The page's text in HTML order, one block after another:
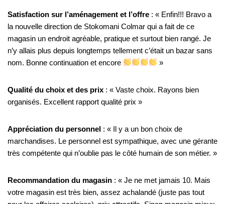
Satisfaction sur l’aménagement et l’offre : « Enfin!!! Bravo a
la nouvelle direction de Stokomani Colmar qui a fait de ce
magasin un endroit agréable, pratique et surtout bien rangé. Je
n’y allais plus depuis longtemps tellement c’était un bazar sans
nom. Bonne continuation et encore
»
Qualité du choix et des prix : « Vaste choix. Rayons bien
organisés. Excellent rapport qualité prix »
Appréciation du personnel : « Il y a un bon choix de
marchandises. Le personnel est sympathique, avec une gérante
très compétente qui n’oublie pas le côté humain de son métier. »
Recommandation du magasin : « Je ne met jamais 10. Mais
votre magasin est très bien, assez achalandé (juste pas tout